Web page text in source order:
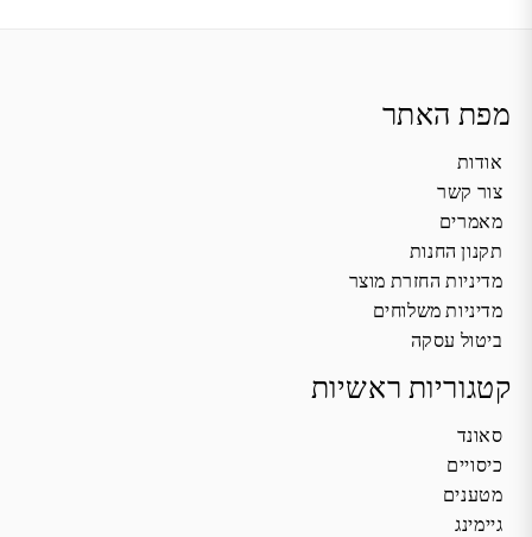
מפת האתר
אודות
צור קשר
מאמרים
תקנון החנות
מדיניות החזרת מוצר
מדיניות משלוחים
ביטול עסקה
קטגוריות ראשיות
סאונד
כיסויים
מטענים
גיימינג